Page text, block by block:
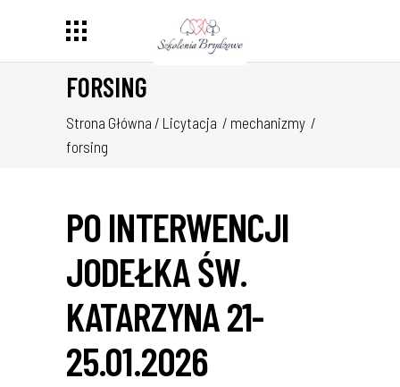
FORSING
Strona Główna / Licytacja / mechanizmy /
forsing
PO INTERWENCJI
JODEŁKA ŚW.
KATARZYNA 21-
25.01.2026